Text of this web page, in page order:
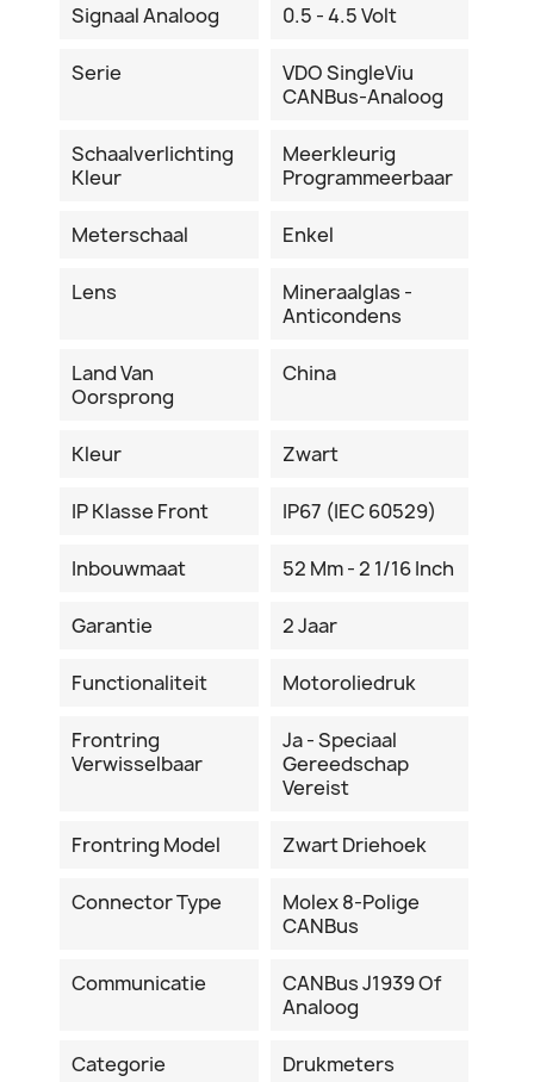
Signaal Analoog 0.5 - 4.5 Volt
Serie
VDO SingleViu
CANBus-Analoog
Schaalverlichting
Kleur
Meerkleurig
Programmeerbaar
Meterschaal Enkel
Lens
Mineraalglas -
Anticondens
Land Van
Oorsprong
China
Kleur Zwart
IP Klasse Front IP67 (IEC 60529)
Inbouwmaat 52 Mm - 2 1/16 Inch
Garantie 2 Jaar
Functionaliteit Motoroliedruk
Frontring
Verwisselbaar
Ja - Speciaal
Gereedschap
Vereist
Frontring Model Zwart Driehoek
Connector Type
Molex 8-Polige
CANBus
Communicatie
CANBus J1939 Of
Analoog
Categorie Drukmeters